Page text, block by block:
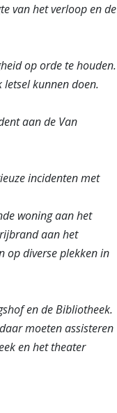
van het verloop en de
op orde te houden.
kunnen doen.
aan de Van
incidenten met
woning aan het
aan het
op diverse plekken in
en de Bibliotheek.
moeten assisteren
en het theater